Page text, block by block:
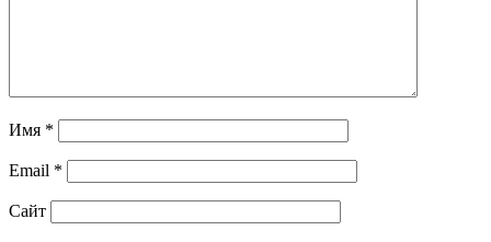
Имя *
Email *
Сайт